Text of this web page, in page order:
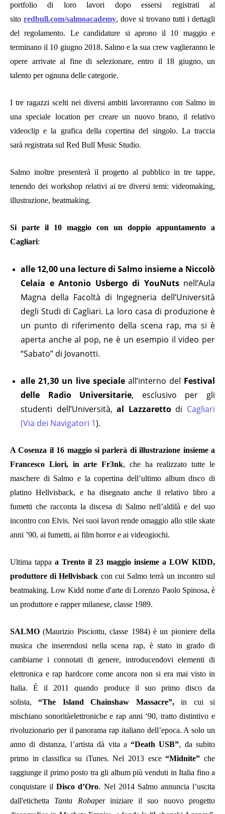
portfolio di loro lavori dopo essersi registrati al
sito redbull.com/salmoacademy, dove si trovano tutti i dettagli
del regolamento. Le candidature si aprono il 10 maggio e
terminano il 10 giugno 2018. Salmo e la sua crew vaglieranno le
opere arrivate al fine di selezionare, entro il 18 giugno, un
talento per ognuna delle categorie.
I tre ragazzi scelti nei diversi ambiti lavoreranno con Salmo in
una speciale location per creare un nuovo brano, il relativo
videoclip e la grafica della copertina del singolo. La traccia
sarà registrata sul Red Bull Music Studio.
Salmo inoltre presenterà il progetto al pubblico in tre tappe,
tenendo dei workshop relativi ai tre diversi temi: videomaking,
illustrazione, beatmaking.
Si parte il 10 maggio con un doppio appuntamento a
Cagliari:
alle 12,00 una lecture di Salmo insieme a Niccolò
Celaia e Antonio Usbergo di YouNutsnell’Aula
Magna della Facoltà di Ingegneria dell’Università
degli Studi di Cagliari. La loro casa di produzione è
un punto di riferimento della scena rap, ma si è
aperta anche al pop, ne è un esempio il video per
“Sabato” di Jovanotti.
alle 21,30 un live speciale all’interno del Festival
delle Radio Universitarie, esclusivo per gli
studenti dell’Università, al Lazzarettodi Cagliari
(Via dei Navigatori 1).
A Cosenza il 16 maggio si parlerà di illustrazione insieme a
Francesco Liori, in arte Fr3nk, che ha realizzato tutte le
maschere di Salmo e la copertina dell’ultimo album disco di
platino Hellvisback, e ha disegnato anche il relativo libro a
fumetti che racconta la discesa di Salmo nell’aldilà e del suo
incontro con Elvis. Nei suoi lavori rende omaggio allo stile skate
anni ’90, ai fumetti, ai film horror e ai videogiochi.
Ultima tappaa Trento il 23 maggio insieme a LOW KIDD,
produttore di Hellvisback con cui Salmo terrà un incontro sul
beatmaking. Low Kidd nome d'arte di Lorenzo Paolo Spinosa, è
un produttore e rapper milanese, classe 1989.
SALMO(Maurizio Pisciottu, classe 1984) è un pioniere della
musica che inserendosi nella scena rap, è stato in grado di
cambiarne i connotati di genere, introducendovi elementi di
elettronica e rap hardcore come ancora non si era mai visto in
Italia. È il 2011 quando produce il suo primo disco da
solista,“The Island Chainshaw Massacre”,in cui si
mischiano sonoritàelettroniche e rap anni ‘90, tratto distintivo e
rivoluzionario per il panorama rap italiano dell’epoca. A solo un
anno di distanza, l’artista dà vita a“Death USB”, da subito
primo in classifica su iTunes. Nel 2013 esce“Midnite” che
raggiunge il primo posto tra gli album più venduti in Italia fino a
conquistare ilDisco d’Oro. Nel 2014 Salmo annuncia l’uscita
dall'etichetta Tanta Robaper iniziare il suo nuovo progetto